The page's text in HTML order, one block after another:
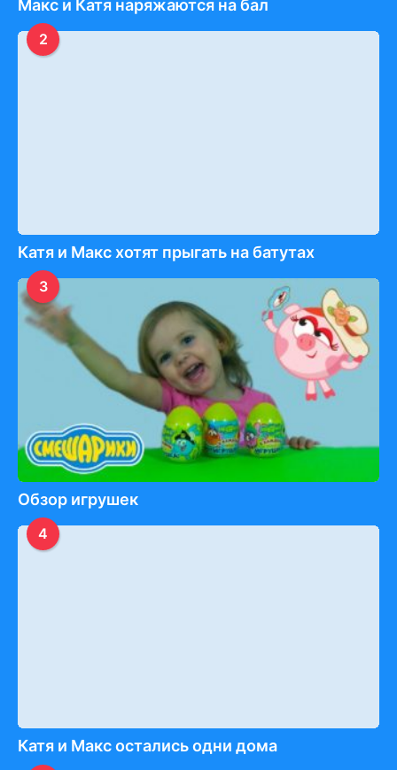
Макс и Катя наряжаются на бал
2
Катя и Макс хотят прыгать на батутах
3
Обзор игрушек
4
Катя и Макс остались одни дома